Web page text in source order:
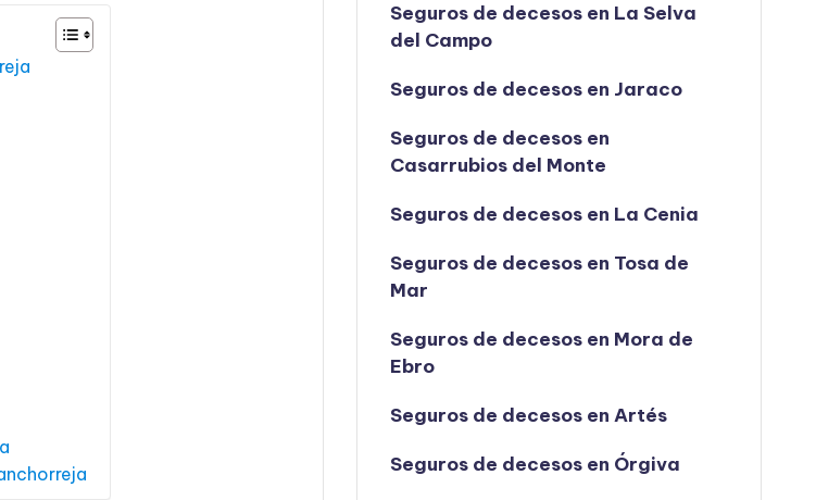
Seguros de decesos en La Selva
del Campo
Seguros de decesos en Jaraco
Seguros de decesos en
Casarrubios del Monte
Seguros de decesos en La Cenia
Seguros de decesos en Tosa de
Mar
Seguros de decesos en Mora de
Ebro
Seguros de decesos en Artés
Seguros de decesos en Órgiva